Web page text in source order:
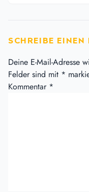
SCHREIBE EINEN
Deine E-Mail-Adresse
Felder sind mit *
Kommentar *